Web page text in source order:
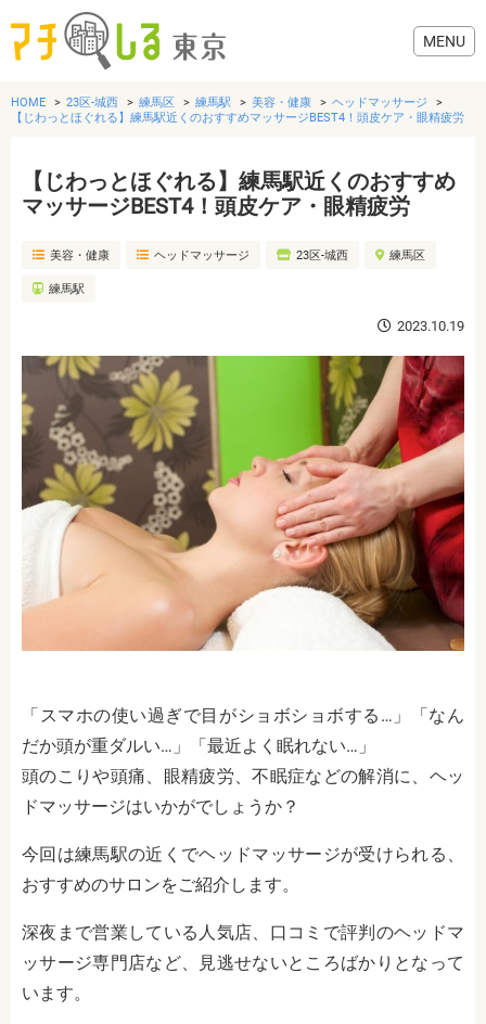
グルメ
美容・健康
おでかけ
生活
HOME 23区-城西 練馬区 練馬駅 美容・健康
ヘッドマッサージ
【じわっとほぐれる】練馬駅近くのおすすめマッサージBEST4！頭皮ケア・眼精疲労
【じわっとほぐれる】練馬駅近くのおすすめ
マッサージBEST4！頭皮ケア・眼精疲労
美容・健康 ヘッドマッサージ 23区-城西 練馬区
練馬駅
2023.10.19
「スマホの使い過ぎで目がショボショボする…」「なん
だか頭が重ダルい…」「最近よく眠れない…」
頭のこりや頭痛、眼精疲労、不眠症などの解消に、ヘッ
ドマッサージはいかがでしょうか？
今回は練馬駅の近くでヘッドマッサージが受けられる、
おすすめのサロンをご紹介します。
深夜まで営業している人気店、口コミで評判のヘッドマ
ッサージ専門店など、見逃せないところばかりとなって
います。